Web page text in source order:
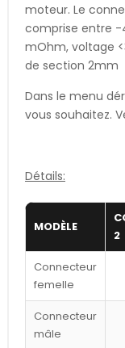
moteur. Le
comprise entre -
mOhm, voltage
de section 2mm
Dans le menu
vous souhaitez.
Détails:
MODÈLE
2
Connecteur
femelle
Connecteur
mâle